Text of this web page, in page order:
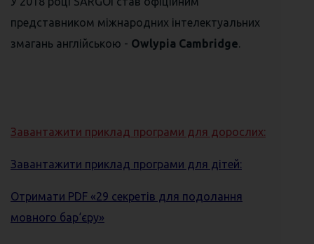
представником міжнародних інтелектуальних
змагань англійською - Owlypia Cambridge.
Завантажити приклад програми для дорослих:
Завантажити приклад програми для дітей:
Отримати PDF «29 секретів для подолання
мовного бар‘єру»